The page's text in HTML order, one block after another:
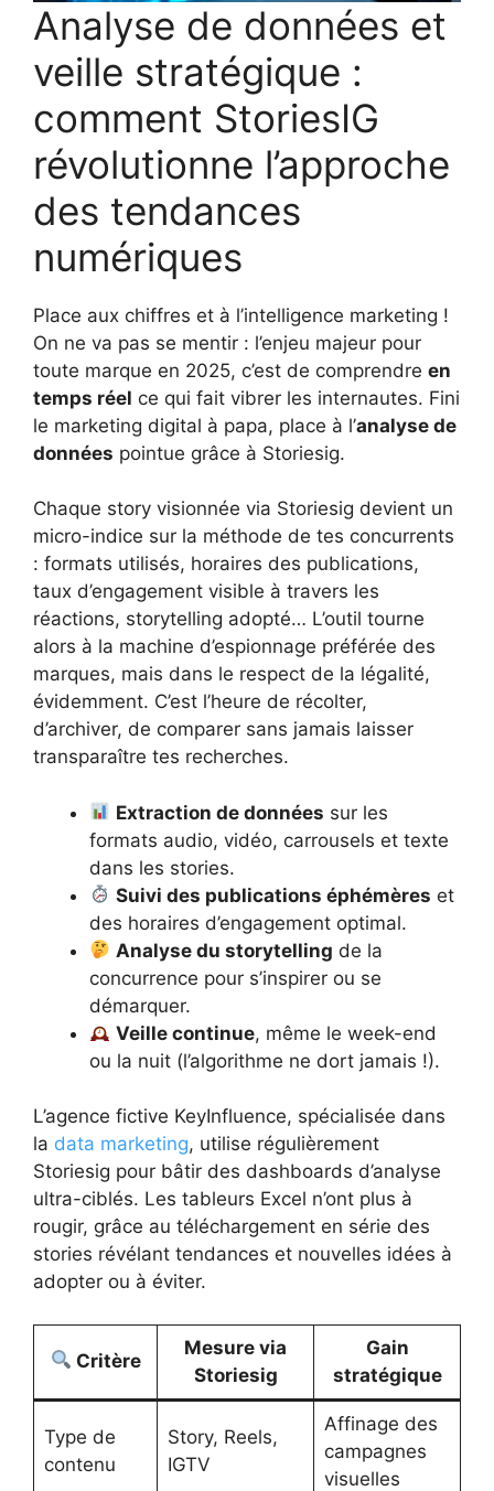
Analyse de données et
veille stratégique :
comment StoriesIG
révolutionne l’approche
des tendances
numériques
Place aux chiffres et à l’intelligence marketing !
On ne va pas se mentir : l’enjeu majeur pour
toute marque en 2025, c’est de comprendre en
temps réel ce qui fait vibrer les internautes. Fini
le marketing digital à papa, place à l’analyse de
données pointue grâce à Storiesig.
Chaque story visionnée via Storiesig devient un
micro-indice sur la méthode de tes concurrents
: formats utilisés, horaires des publications,
taux d’engagement visible à travers les
réactions, storytelling adopté… L’outil tourne
alors à la machine d’espionnage préférée des
marques, mais dans le respect de la légalité,
évidemment. C’est l’heure de récolter,
d’archiver, de comparer sans jamais laisser
transparaître tes recherches.
Extraction de données sur les
formats audio, vidéo, carrousels et texte
dans les stories.
Suivi des publications éphémères et
des horaires d’engagement optimal.
Analyse du storytelling de la
concurrence pour s’inspirer ou se
démarquer.
Veille continue, même le week-end
ou la nuit (l’algorithme ne dort jamais !).
L’agence fictive KeyInfluence, spécialisée dans
la data marketing, utilise régulièrement
Storiesig pour bâtir des dashboards d’analyse
ultra-ciblés. Les tableurs Excel n’ont plus à
rougir, grâce au téléchargement en série des
stories révélant tendances et nouvelles idées à
adopter ou à éviter.
Critère
Mesure via
Storiesig
Gain
stratégique
Type de
contenu
Story, Reels,
IGTV
Affinage des
campagnes
visuelles